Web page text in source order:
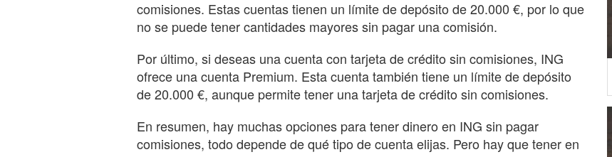
comisiones. Estas cuentas tienen un límite de depósito de 20.000 €, por lo que
no se puede tener cantidades mayores sin pagar una comisión.
Por último, si deseas una cuenta con tarjeta de crédito sin comisiones, ING
ofrece una cuenta Premium. Esta cuenta también tiene un límite de depósito
de 20.000 €, aunque permite tener una tarjeta de crédito sin comisiones.
En resumen, hay muchas opciones para tener dinero en ING sin pagar
comisiones, todo depende de qué tipo de cuenta elijas. Pero hay que tener en